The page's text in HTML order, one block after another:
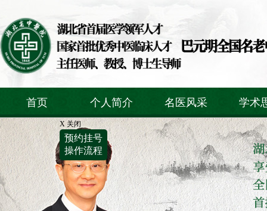
首页 个人简介 名医风采 学术
X 关闭
预约挂号
操作流程